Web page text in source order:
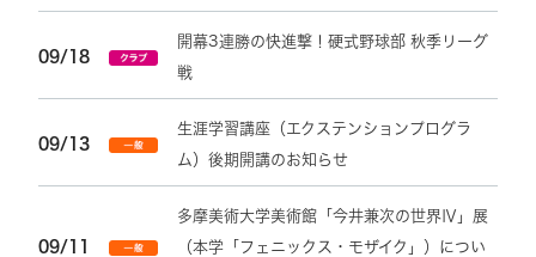
09/18
開幕3連勝の快進撃！硬式野球部 秋季リーグ
戦
09/13
生涯学習講座（エクステンションプログラ
ム）後期開講のお知らせ
09/11
多摩美術大学美術館「今井兼次の世界Ⅳ」展
（本学「フェニックス・モザイク」）につい